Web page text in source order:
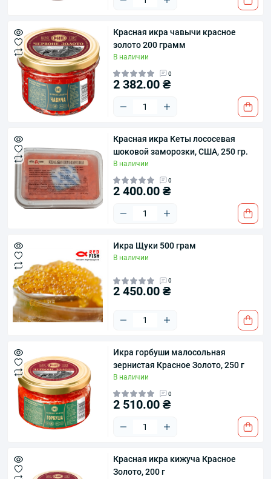
Красная икра чавычи красное
золото 200 грамм
В наличии
0
2 382.00 ₴
Красная икра Кеты лососевая
шоковой заморозки, США, 250 гр.
В наличии
0
2 400.00 ₴
Икра Щуки 500 грам
В наличии
0
2 450.00 ₴
Икра горбуши малосольная
зернистая Красное Золото, 250 г
В наличии
0
2 510.00 ₴
Красная икра кижуча Красное
Золото, 200 г